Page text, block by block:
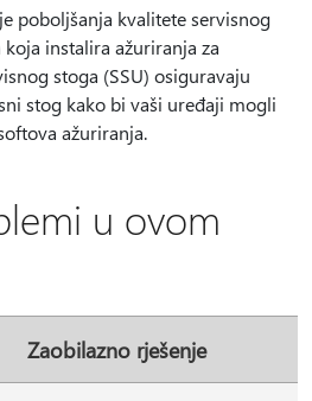
poboljšanja kvalitete servisnog
instalira ažuriranja za
stoga (SSU) osiguravaju
stog kako bi vaši uređaji mogli
ažuriranja.
u ovom
Zaobilazno rješenje